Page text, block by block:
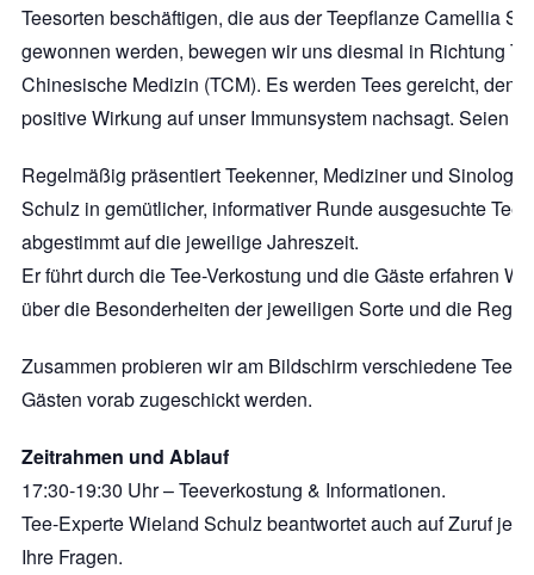
Teesorten beschäftigen, die aus derTeepflanze Camellia
gewonnen werden, bewegen wir uns diesmal in Richtung
Chinesische Medizin (TCM). Es werden Tees gereicht,
positive Wirkung auf unser Immunsystem nachsagt. Seien
Regelmäßig präsentiert Teekenner, Mediziner und Sinologe
Schulz in gemütlicher, informativer Runde ausgesuchte
abgestimmt auf die jeweilige Jahreszeit.
Er führt durch die Tee-Verkostung und die Gäste erfahren
über die Besonderheiten der jeweiligen Sorte und die
Zusammen probieren wir am Bildschirm verschiedene Tees,
Gästen vorab zugeschickt werden.
Zeitrahmen und Ablauf
17:30-19:30 Uhr – Teeverkostung & Informationen.
Tee-Experte Wieland Schulz beantwortet auch auf Zuruf
Ihre Fragen.